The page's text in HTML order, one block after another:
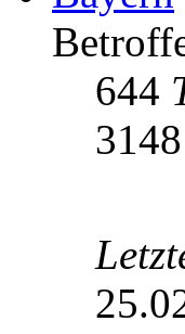
644
3148